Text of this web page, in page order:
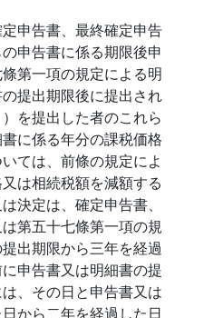
申告書、最終確定申告
申告書に係る期限後申
第一項の規定による明
提出期限後に提出され
を提出した者のこれら
に係る年分の課税価格
ては、前條の規定によ
は相続税額を減額する
決定は、確定申告書、
第五十七條第一項の規
出期限から三年を経過
申告書又は明細書の提
、その日と申告書又は
から二年を経過した日